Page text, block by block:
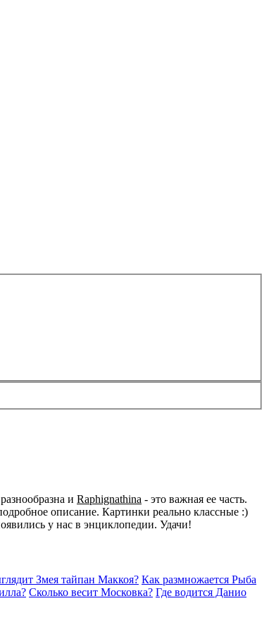
и Raphignathina - это важная ее часть.
описание. Картинки реально классные :)
у нас в энциклопедии. Удачи!
Змея тайпан Маккоя? Как размножается Рыба
Сколько весит Московка? Где водится Данио